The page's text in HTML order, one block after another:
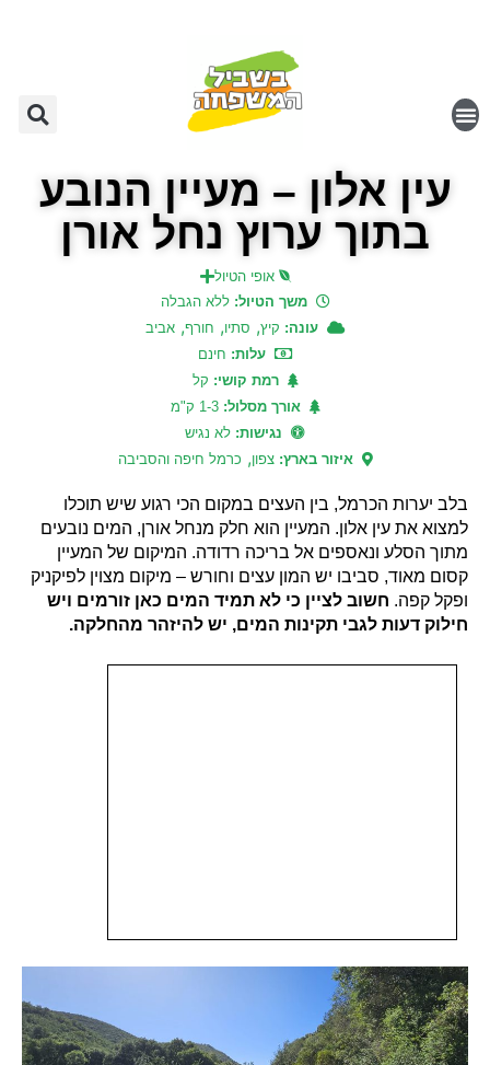
עין אלון – מעיין הנובע
בתוך ערוץ נחל אורן
אופי הטיול
משך הטיול:ללא הגבלה
עונה: קיץ, סתיו, חורף, אביב
עלות: חינם
רמת קושי: קל
אורך מסלול:1-3 ק"מ
נגישות: לא נגיש
איזור בארץ:צפון, כרמל חיפה והסביבה
בלב יערות הכרמל, בין העצים במקום הכי רגוע שיש תוכלו
למצוא את עין אלון. המעיין הוא חלק מנחל אורן, המים נובעים
מתוך הסלע ונאספים אל בריכה רדודה. המיקום של המעיין
קסום מאוד, סביבו יש המון עצים וחורש – מיקום מצוין לפיקניק
ופקל קפה. חשוב לציין כי לא תמיד המים כאן זורמים ויש
חילוק דעות לגבי תקינות המים, יש להיזהר מהחלקה.